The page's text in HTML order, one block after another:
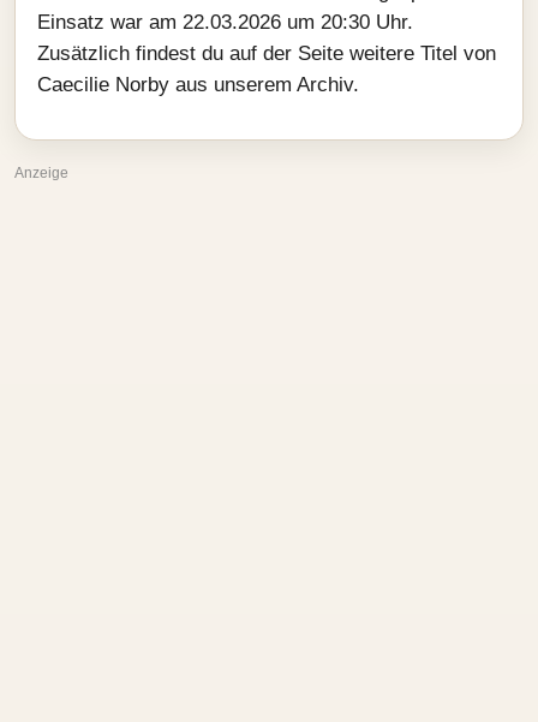
Einsatz war am 22.03.2026 um 20:30 Uhr.
Zusätzlich findest du auf der Seite weitere Titel von
Caecilie Norby aus unserem Archiv.
Anzeige